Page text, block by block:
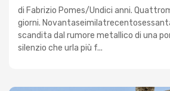
di Fabrizio Pomes/Undici anni.
giorni.
scandita dal rumore metallico di una
silenzio che urla più f...